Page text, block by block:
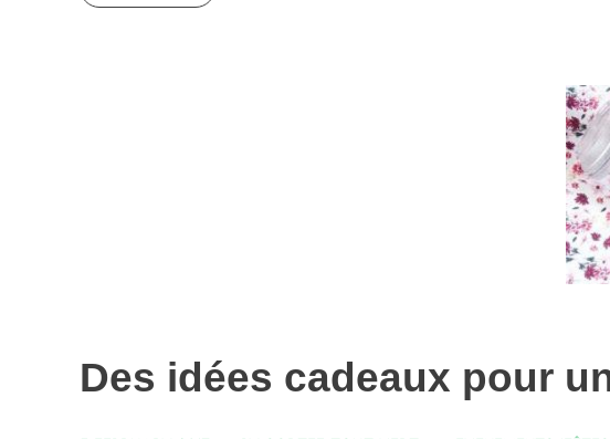
Des idées cadeaux pour